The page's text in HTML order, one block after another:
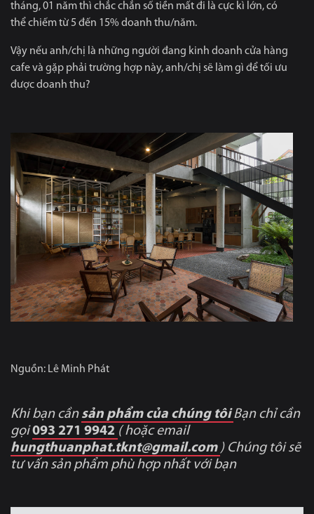
tháng, 01 năm thì chắc chắn số tiền mất đi là cực kì lớn, có
thể chiếm từ 5 đến 15% doanh thu/năm.
Vậy nếu anh/chị là những người đang kinh doanh cửa hàng
cafe và gặp phải trường hợp này, anh/chị sẽ làm gì để tối ưu
được doanh thu?
Nguồn: Lê Minh Phát
Khi bạn cần sản phẩm của chúng tôiBạn chỉ cần
gọi093 271 9942 (hoặc email
hungthuanphat.tknt@gmail.com ) Chúng tôi sẽ
tư vấn sản phẩm phù hợp nhất với bạn